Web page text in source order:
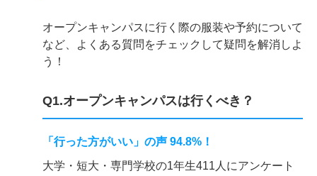
オープンキャンパスに行く際の服装や予約について
など、よくある質問をチェックして疑問を解消しよ
う！
Q1.オープンキャンパスは行くべき？
「行った方がいい」の声 94.8%！
大学・短大・専門学校の1年生411人にアンケート